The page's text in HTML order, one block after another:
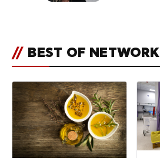
// BEST OF NETWORK